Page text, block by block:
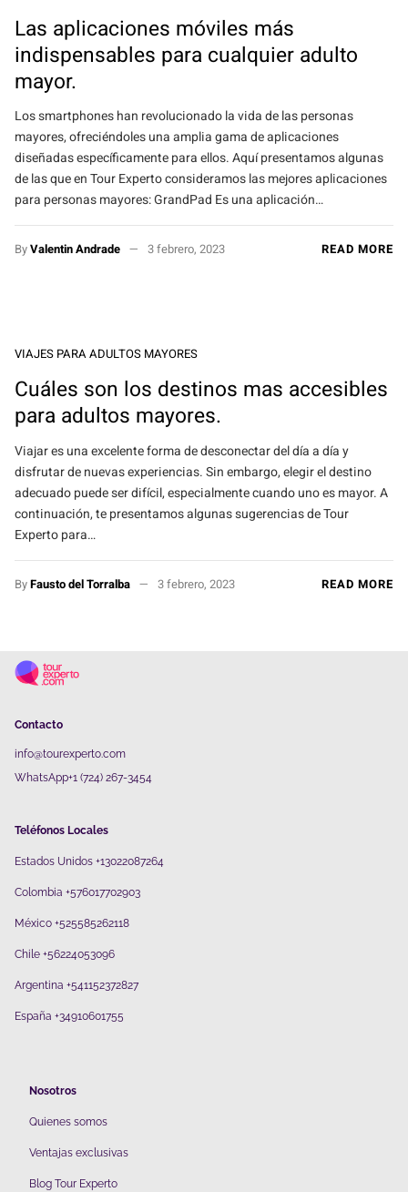
Las aplicaciones móviles más
indispensables para cualquier adulto
mayor.
Los smartphones han revolucionado la vida de las personas
mayores, ofreciéndoles una amplia gama de aplicaciones
diseñadas específicamente para ellos. Aquí presentamos algunas
de las que en Tour Experto consideramos las mejores aplicaciones
para personas mayores: GrandPad Es una aplicación…
ByValentin Andrade 3 febrero, 2023 READ MORE
VIAJES PARA ADULTOS MAYORES
Cuáles son los destinos mas accesibles
para adultos mayores.
Viajar es una excelente forma de desconectar del día a día y
disfrutar de nuevas experiencias. Sin embargo, elegir el destino
adecuado puede ser difícil, especialmente cuando uno es mayor. A
continuación, te presentamos algunas sugerencias de Tour
Experto para…
ByFausto del Torralba 3 febrero, 2023 READ MORE
Contacto
info@tourexperto.com
WhatsApp+1 (724) 267-3454
Teléfonos Locales
Estados Unidos +13022087264
Colombia +576017702903
México +525585262118
Chile +56224053096
Argentina +541152372827
España +34910601755
Nosotros
Quienes somos
Ventajas exclusivas
Blog Tour Experto